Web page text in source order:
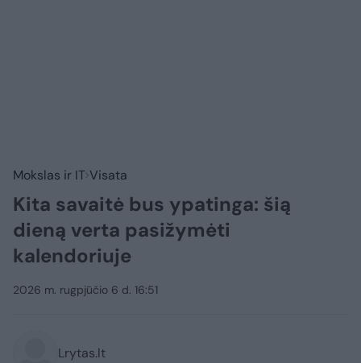
Mokslas ir IT Visata
Kita savaitė bus ypatinga: šią
dieną verta pasižymėti
kalendoriuje
2026 m. rugpjūčio 6 d. 16:51
Lrytas.lt